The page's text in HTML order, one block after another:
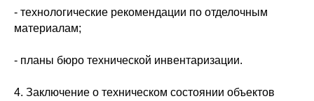
- технологические рекомендации по отделочным
материалам;
- планы бюро технической инвентаризации.
4. Заключение о техническом состоянии объектов